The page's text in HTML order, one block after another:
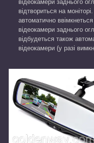
відеокамери заднього
відтвориться на
автоматично
відеокамери заднього
відбудеться також
відеокамери (у разі